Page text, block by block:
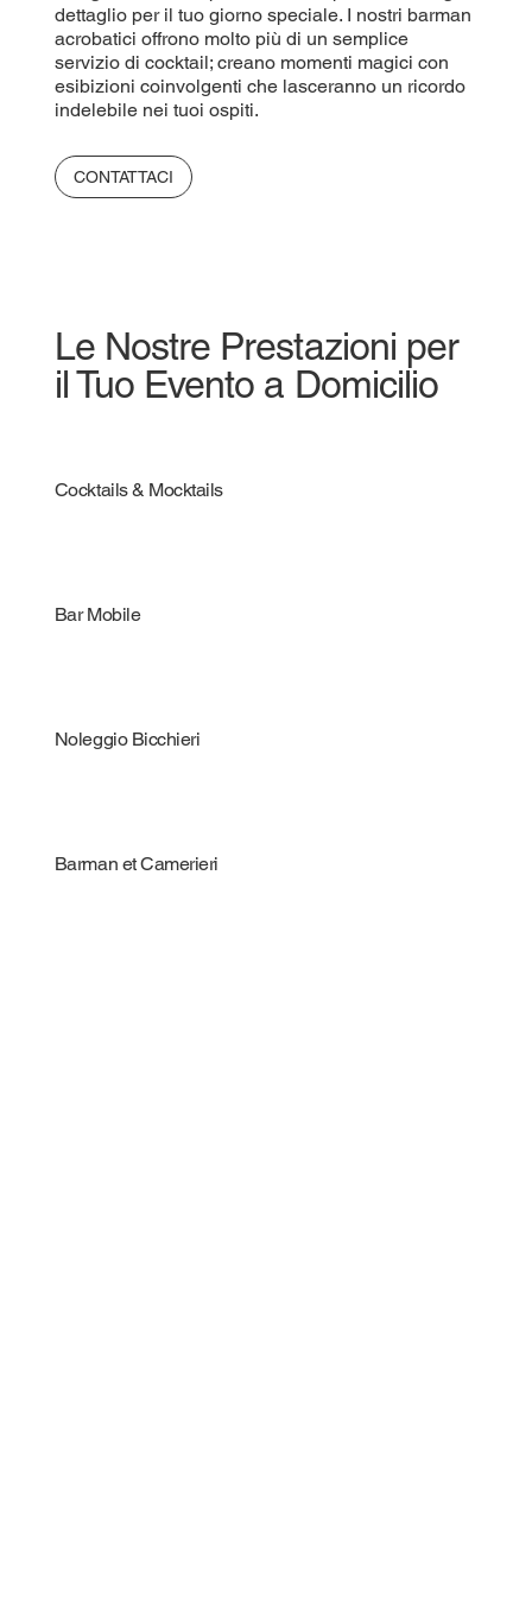
dettaglio per il tuo giorno speciale. I nostri barman
acrobatici offrono molto più di un semplice
servizio di cocktail; creano momenti magici con
esibizioni coinvolgenti che lasceranno un ricordo
indelebile nei tuoi ospiti.
CONTATTACI
Le Nostre Prestazioni per
il Tuo Evento a Domicilio
Cocktails & Mocktails
Bar Mobile
Noleggio Bicchieri
Barman et Camerieri